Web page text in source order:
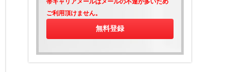
帯キャリアメールはメールの不達が多いため
ご利用頂けません。